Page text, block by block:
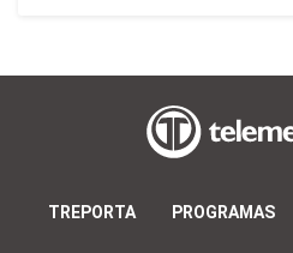
TREPORTA PROGRAMAS